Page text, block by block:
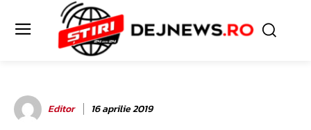
Editor 16 aprilie 2019